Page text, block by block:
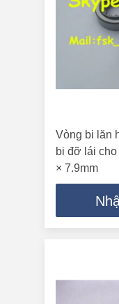
Vòng bi lăn
bi đỡ lái cho
× 7.9mm